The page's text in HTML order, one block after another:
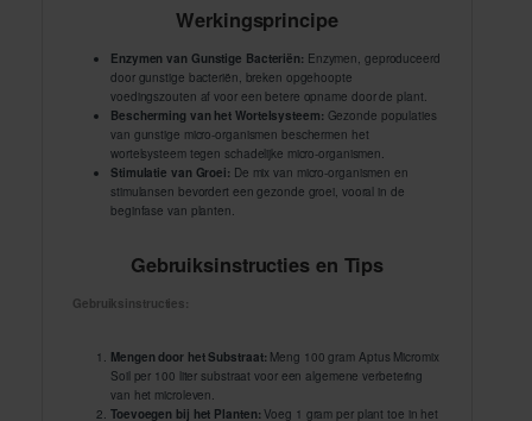
Werkingsprincipe
Enzymen van Gunstige Bacteriën: Enzymen, geproduceerd
door gunstige bacteriën, breken opgehoopte
voedingszouten af voor een betere opname door de plant.
Bescherming van het Wortelsysteem: Gezonde populaties
van gunstige micro-organismen beschermen het
wortelsysteem tegen schadelijke micro-organismen.
Stimulatie van Groei: De mix van micro-organismen en
stimulansen bevordert een gezonde groei, vooral in de
beginfase van planten.
Gebruiksinstructies en Tips
Gebruiksinstructies:
Mengen door het Substraat: Meng 100 gram Aptus Micromix
Soil per 100 liter substraat voor een algemene verbetering
van het microleven.
Toevoegen bij het Planten: Voeg 1 gram per plant toe in het